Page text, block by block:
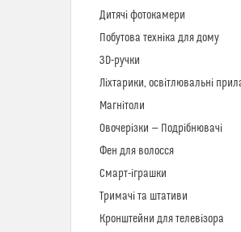
Дитячі фотокамери
Побутова техніка для дому
3D-ручки
Ліхтарики, освітлювальні
Магнітоли
Овочерізки — Подрібнювачі
Фен для волосся
Смарт-іграшки
Тримачі та штативи
Кронштейни для телевізора